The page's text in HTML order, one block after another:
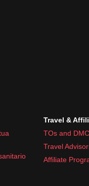
Travel &
TOs and
Travel
Affiliate